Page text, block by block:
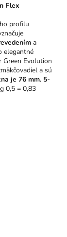
Flex
profilu
a
elegantné
Green Evolution
a sú
je 76 mm. 5-
0,5 = 0,83